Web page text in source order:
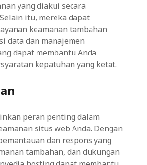
yang diakui secara
itu, mereka dapat
keamanan tambahan
data dan manajemen
dapat membantu Anda
kepatuhan yang ketat.
peran penting dalam
situs web Anda. Dengan
dan respons yang
tambahan, dan dukungan